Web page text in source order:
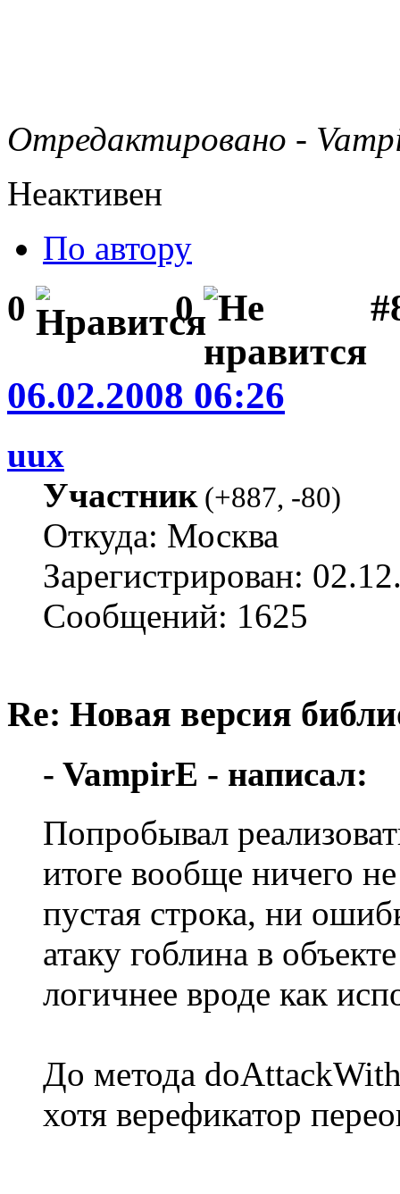
Отредактировано -
Неактивен
По автору
0 0
06.02.2008 06:26
uux
Участник(+887, -80)
Откуда: Москва
Зарегистрирован:
Сообщений: 1625
Re: Новая версия
- VampirE - написал:
Попробывал
итоге вообще ничего
пустая строка, ни
атаку гоблина в
логичнее вроде как
До метода
хотя верефикатор